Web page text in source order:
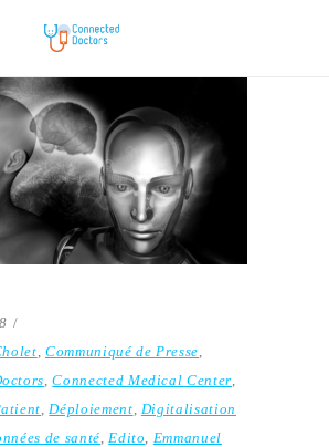
,Communiqué de Presse
,Connected Medical Center
Déploiement Digitalisation
de santé Edito
Emmanuel